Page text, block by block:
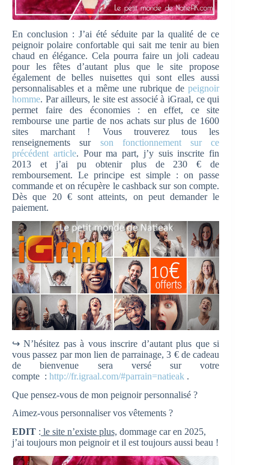
En conclusion : J’ai été séduite par la qualité de ce
peignoir polaire confortable qui sait me tenir au bien
chaud en élégance. Cela pourra faire un joli cadeau
pour les fêtes d’autant plus que le site propose
également de belles nuisettes qui sont elles aussi
personnalisables et a même une rubrique de peignoir
homme. Par ailleurs, le site est associé à iGraal, ce qui
permet faire des économies : en effet, ce site
rembourse une partie de nos achats sur plus de 1600
sites marchant ! Vous trouverez tous les
renseignements sur son fonctionnement sur ce
précédent article. Pour ma part, j’y suis inscrite fin
2013 et j’ai pu obtenir plus de 230 € de
remboursement. Le principe est simple : on passe
commande et on récupère le cashback sur son compte.
Dès que 20 € sont atteints, on peut demander le
paiement.
↪ N’hésitez pas à vous inscrire d’autant plus que si
vous passez par mon lien de parrainage, 3 € de cadeau
de bienvenue sera versé sur votre
compte : http://fr.igraal.com/#parrain=natieak .
Que pensez-vous de mon peignoir personnalisé ?
Aimez-vous personnaliser vos vêtements ?
EDIT : le site n’existe plus, dommage car en 2025,
j’ai toujours mon peignoir et il est toujours aussi beau !